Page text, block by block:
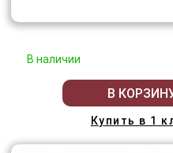
В наличии
В
Купить в 1